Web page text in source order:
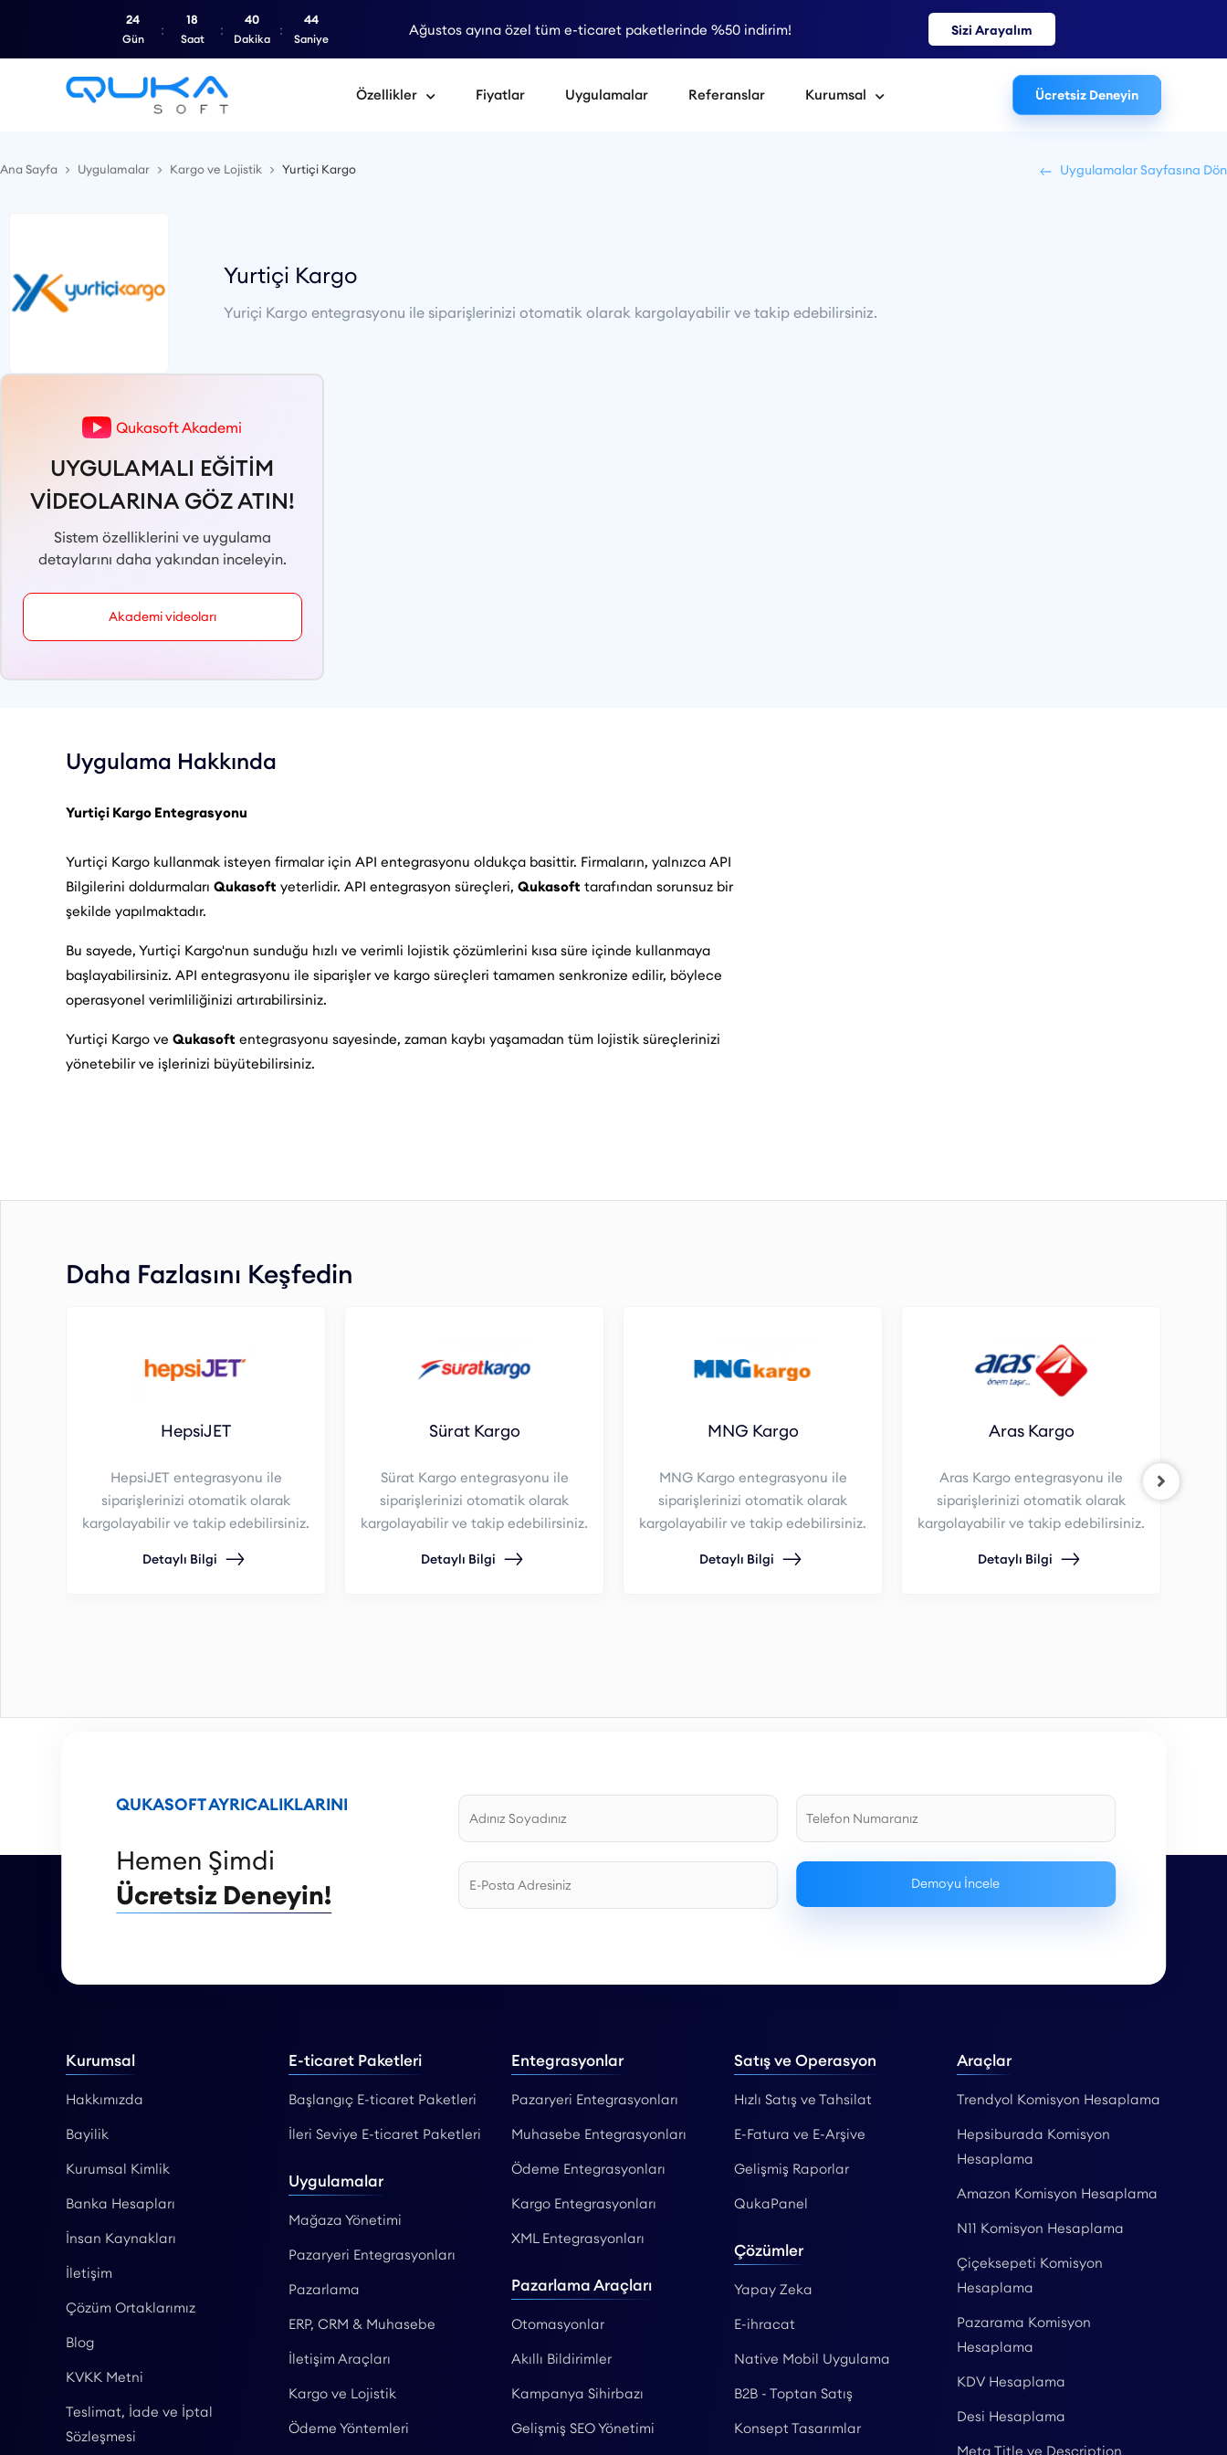
Ağustos ayına özel tüm e-ticaret paketlerinde %50 indirim! Sizi Arayalım
24
Gün
18
Saat
40
Dakika
43
Saniye
Özellikler Fiyatlar Uygulamalar Referanslar Kurumsal Ücretsiz Deneyin
Ana Sayfa Uygulamalar Kargo ve Lojistik Yurtiçi Kargo Uygulamalar Sayfasına Dön
Yurtiçi Kargo
Yuriçi Kargo entegrasyonu ile siparişlerinizi otomatik olarak kargolayabilir ve takip edebilirsiniz.
Qukasoft Akademi
UYGULAMALI EĞİTİM
VİDEOLARINA GÖZ ATIN!
Sistem özelliklerini ve uygulama
detaylarını daha yakından inceleyin.
Akademi videoları
Uygulama Hakkında
Yurtiçi Kargo Entegrasyonu
Yurtiçi Kargo kullanmak isteyen firmalar için API entegrasyonu oldukça basittir. Firmaların, yalnızca API
Bilgilerini doldurmaları Qukasoft yeterlidir. API entegrasyon süreçleri, Qukasoft tarafından sorunsuz bir
şekilde yapılmaktadır.
Bu sayede, Yurtiçi Kargo'nun sunduğu hızlı ve verimli lojistik çözümlerini kısa süre içinde kullanmaya
başlayabilirsiniz. API entegrasyonu ile siparişler ve kargo süreçleri tamamen senkronize edilir, böylece
operasyonel verimliliğinizi artırabilirsiniz.
Yurtiçi Kargo ve Qukasoft entegrasyonu sayesinde, zaman kaybı yaşamadan tüm lojistik süreçlerinizi
yönetebilir ve işlerinizi büyütebilirsiniz.
Daha Fazlasını Keşfedin
HepsiJET
HepsiJET entegrasyonu ile
siparişlerinizi otomatik olarak
kargolayabilir ve takip edebilirsiniz.
Detaylı Bilgi
Sürat Kargo
Sürat Kargo entegrasyonu ile
siparişlerinizi otomatik olarak
kargolayabilir ve takip edebilirsiniz.
Detaylı Bilgi
MNG Kargo
MNG Kargo entegrasyonu ile
siparişlerinizi otomatik olarak
kargolayabilir ve takip edebilirsiniz.
Detaylı Bilgi
Aras Kargo
Aras Kargo entegrasyonu ile
siparişlerinizi otomatik olarak
kargolayabilir ve takip edebilirsiniz.
Detaylı Bilgi
QUKASOFT AYRICALIKLARINI
Hemen Şimdi
Ücretsiz Deneyin!
Kurumsal
Hakkımızda
Bayilik
Kurumsal Kimlik
Banka Hesapları
İnsan Kaynakları
İletişim
Çözüm Ortaklarımız
Blog
KVKK Metni
Teslimat, İade ve İptal
Sözleşmesi
E-ticaret Paketleri
Başlangıç E-ticaret Paketleri
İleri Seviye E-ticaret Paketleri
Uygulamalar
Mağaza Yönetimi
Pazaryeri Entegrasyonları
Pazarlama
ERP, CRM & Muhasebe
İletişim Araçları
Kargo ve Lojistik
Ödeme Yöntemleri
Entegrasyonlar
Pazaryeri Entegrasyonları
Muhasebe Entegrasyonları
Ödeme Entegrasyonları
Kargo Entegrasyonları
XML Entegrasyonları
Pazarlama Araçları
Otomasyonlar
Akıllı Bildirimler
Kampanya Sihirbazı
Gelişmiş SEO Yönetimi
Satış ve Operasyon
Hızlı Satış ve Tahsilat
E-Fatura ve E-Arşive
Gelişmiş Raporlar
QukaPanel
Çözümler
Yapay Zeka
E-ihracat
Native Mobil Uygulama
B2B - Toptan Satış
Konsept Tasarımlar
Araçlar
Trendyol Komisyon Hesaplama
Hepsiburada Komisyon
Hesaplama
Amazon Komisyon Hesaplama
N11 Komisyon Hesaplama
Çiçeksepeti Komisyon
Hesaplama
Pazarama Komisyon
Hesaplama
KDV Hesaplama
Desi Hesaplama
Meta Title ve Description